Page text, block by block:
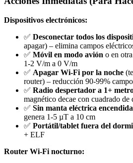
Dispositivos electrónicos:
✅ Desconectar todos los
apagar) – elimina campos
✅ Móvil en modo avión o en
1-2 V/m a 0 V/m
✅ Apagar Wi-Fi por la noche
router) – reducción 90-99%
✅ Radio despertador a 1+
magnético decae con cuadrado de
✅ Sin manta eléctrica
genera 1-5 µT a 10 cm
✅ Portátil/tablet fuera del
+ ELF
Router Wi-Fi nocturno: